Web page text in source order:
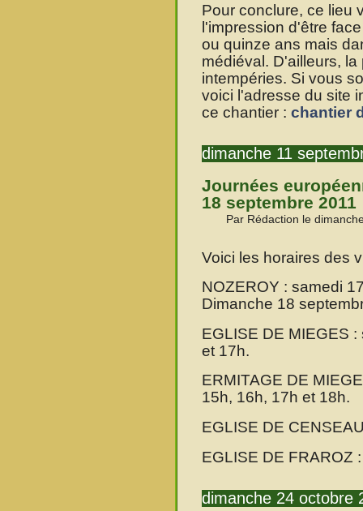
Pour conclure, ce lieu
l'impression d'être
ou quinze ans mais
médiéval. D'ailleurs,
intempéries. Si vous
voici l'adresse du site
ce chantier : chantier
dimanche 11
Journées
18 septembre 2011
Par Rédaction le
Voici les horaires des
NOZEROY : samedi
Dimanche 18
EGLISE DE MIEGES
et 17h.
ERMITAGE DE
15h, 16h, 17h et 18h.
EGLISE DE
EGLISE DE FRAROZ
dimanche 24 octobre